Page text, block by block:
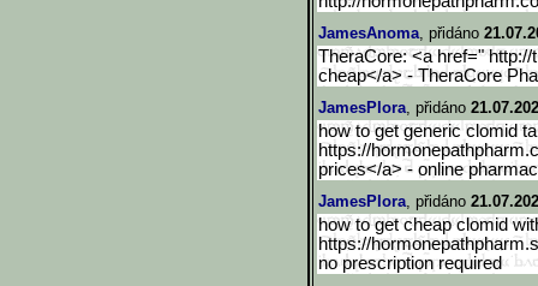
JamesAnoma, přidáno
TheraCore: <a href="
cheap</a> - TheraCore
JamesPlora, přidáno
how to get generic clomid
https://
prices</a> - online
JamesPlora, přidáno
how to get cheap clomid
https://
no prescription required